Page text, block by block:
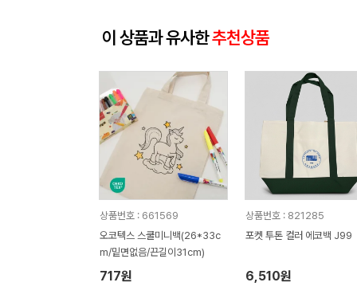
이 상품과 유사한추천상품
상품번호 : 661569
오코텍스 스쿨미니백(26*33c
m/밑면없음/끈길이31cm)
717원
상품번호 : 821285
포켓 투톤 컬러 에코백 J99
6,510원